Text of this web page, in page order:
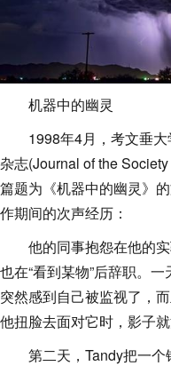
机器中的幽灵
1998年4月，考文垂大
杂志(Journal of the
篇题为《机器中的幽灵》
作期间的次声经历：
他的同事抱怨在他的
也在“看到某物”后辞职。
突然感到自己被监视了，
他扭脸去面对它时，影子就
第二天，Tandy把一